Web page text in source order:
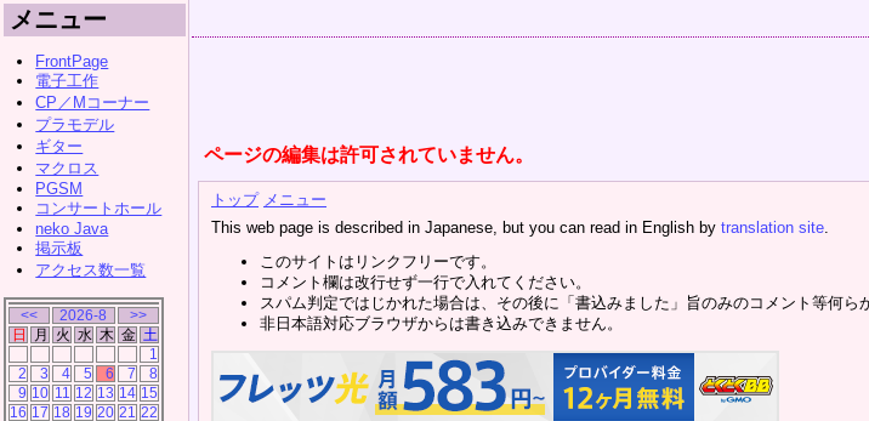
ページの編集は許可されていません。
トップ メニュー
This web page is described in Japanese, but you can read in English by translation site.
このサイトはリンクフリーです。
コメント欄は改行せず一行で入れてください。
スパム判定ではじかれた場合は、その後に「書込みました」旨のみのコメント等何ら
非日本語対応ブラウザからは書き込みできません。
メニュー
FrontPage
電子工作
CP／Mコーナー
プラモデル
ギター
マクロス
PGSM
コンサートホール
neko Java
掲示板
アクセス数一覧
<< 2026-8
>>
日
月 火 水 木 金 土
1
2
3 4 5 6 7
8
9 10 11 12 13 14 15
16 17 18 19 20 21 22